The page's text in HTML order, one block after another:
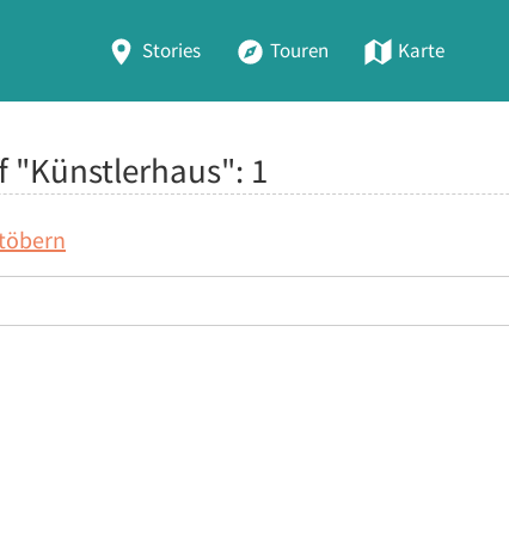
Stories Touren Karte
"Künstlerhaus": 1